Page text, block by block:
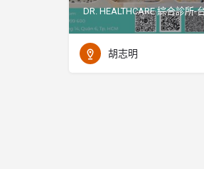
DR. HEALTHCARE 綜合診所-
胡志明